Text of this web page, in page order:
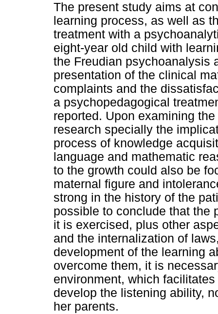
The present study aims at
learning process, as well as
treatment with a
eight-year old child with
the Freudian psychoanalysis
presentation of the clinical
complaints and the
a psychopedagogical
reported. Upon examining
research specially the
process of knowledge
language and mathematic
to the growth could also be
maternal figure and
strong in the history of the
possible to conclude that the
it is exercised, plus other
and the internalization of
development of the learning
overcome them, it is
environment, which
develop the listening ability,
her parents.